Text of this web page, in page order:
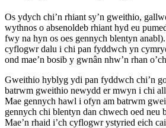
Os ydych chi’n rhiant sy’n gweithio,
wythnos o absenoldeb rhiant hyd eu
fwy na hyn os oes gennych blentyn
cyflogwr dalu i chi pan fyddwch yn
ond mae’n bosib y gwnân nhw’n rhan
Gweithio hyblyg ydi pan fyddwch chi’n
batrwm gweithio newydd er mwyn i chi
Mae gennych hawl i ofyn am batrwm
gennych chi blentyn dan chwech oed neu
Mae’n rhaid i’ch cyflogwr ystyried eich